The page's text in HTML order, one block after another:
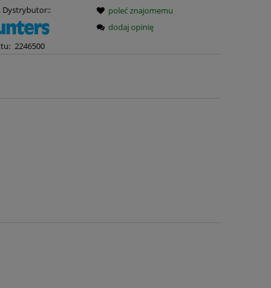
Dystrybutor::
2246500
poleć znajomemu
dodaj opinię